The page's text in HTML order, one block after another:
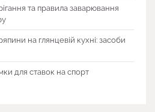
та правила заварювання
на глянцевій кухні: засоби
для ставок на спорт